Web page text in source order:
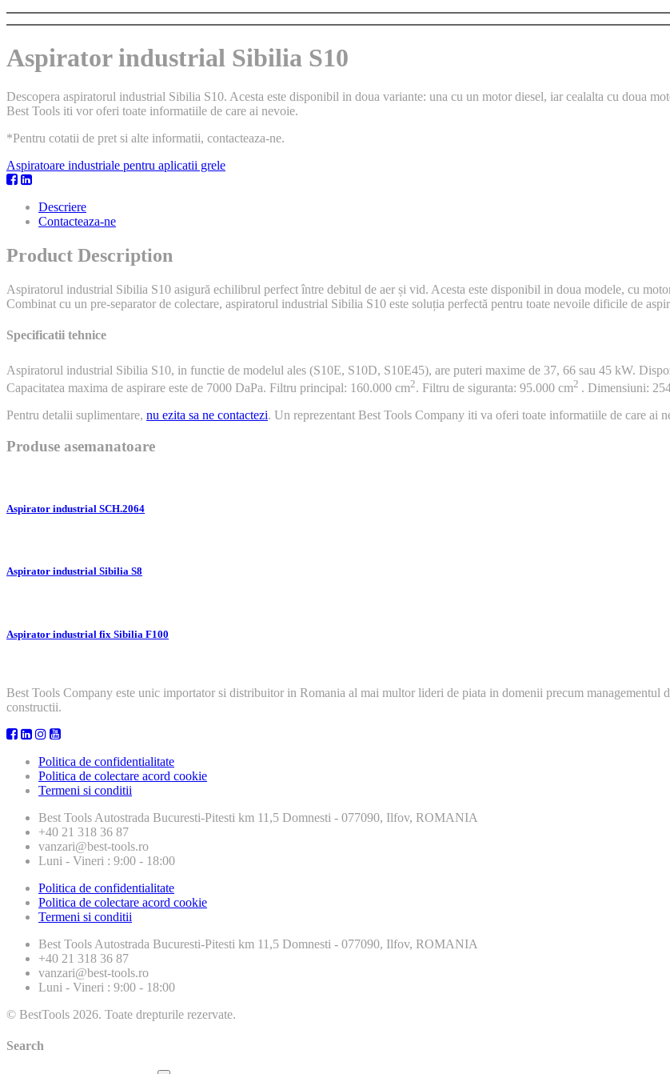
Aspirator industrial Sibilia S10
Descopera aspiratorul industrial Sibilia S10. Acesta este disponibil in doua variante: una cu un motor diesel, iar cealalta cu doua
Best Tools iti vor oferi toate informatiile de care ai nevoie.
*Pentru cotatii de pret si alte informatii, contacteaza-ne.
Aspiratoare industriale pentru aplicatii grele
Descriere
Contacteaza-ne
Product Description
Aspiratorul industrial Sibilia S10 asigură echilibrul perfect între debitul de aer și vid. Acesta este disponibil in doua modele, cu
Combinat cu un pre-separator de colectare, aspiratorul industrial Sibilia S10 este soluția perfectă pentru toate nevoile dificile de
Specificatii tehnice
Aspiratorul industrial Sibilia S10, in functie de modelul ales (S10E, S10D, S10E45), are puteri maxime de 37, 66 sau 45 kW.
Capacitatea maxima de aspirare este de 7000 DaPa. Filtru principal: 160.000 cm2. Filtru de siguranta: 95.000 cm2 . Dimensiuni:
Pentru detalii suplimentare, nu ezita sa ne contactezi. Un reprezentant Best Tools Company iti va oferi toate informatiile de care ai
Produse asemanatoare
Aspirator industrial SCH.2064
Aspirator industrial Sibilia S8
Aspirator industrial fix Sibilia F100
Best Tools Company este unic importator si distribuitor in Romania al mai multor lideri de piata in domenii precum managementul
constructii.
Politica de confidentialitate
Politica de colectare acord cookie
Termeni si conditii
Best Tools Autostrada Bucuresti-Pitesti km 11,5 Domnesti - 077090, Ilfov, ROMANIA
+40 21 318 36 87
vanzari@best-tools.ro
Luni - Vineri : 9:00 - 18:00
Politica de confidentialitate
Politica de colectare acord cookie
Termeni si conditii
Best Tools Autostrada Bucuresti-Pitesti km 11,5 Domnesti - 077090, Ilfov, ROMANIA
+40 21 318 36 87
vanzari@best-tools.ro
Luni - Vineri : 9:00 - 18:00
© BestTools 2026. Toate drepturile rezervate.
Search